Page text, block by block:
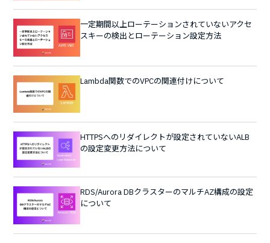
一定期間以上ローテーションされていないアクセ
スキーの検出とローテーション設定方法
Lambda関数でのVPCの関連付けについて
HTTPSへのリダイレクトが設定されていないALB
の設定変更方法について
RDS/Aurora DBクラスターのマルチAZ構成の設定
について